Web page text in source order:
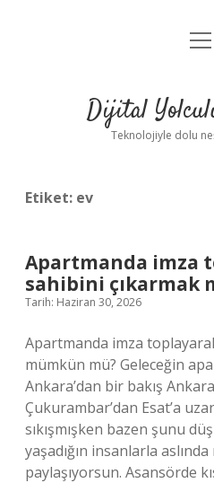
Yasal
Dijital
Teknolojiyle dolu
Etiket: ev
Apartmanda imza
sahibini çıkarmak
Tarih: Haziran 30, 2026
Apartmanda imza
mümkün mü? Geleceğin
Ankara’dan bir bakış
Çukurambar’dan Esat’a
sıkışmışken bazen şunu
yaşadığın insanlarla
paylaşıyorsun. Asansörde